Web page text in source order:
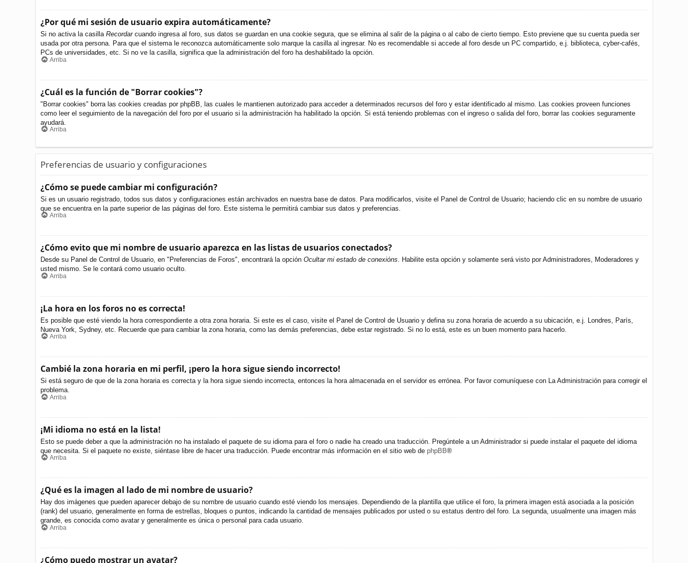
¿Por qué mi sesión de usuario expira automáticamente?
Si no activa la casilla Recordarcuando ingresa al foro, sus datos se guardan en una cookie segura, que se elimina al salir de la página o al cabo de cierto tiempo. Esto previene que su cuenta pueda ser
usada por otra persona. Para que el sistema le reconozca automáticamente solo marque la casilla al ingresar. No es recomendable si accede al foro desde un PC compartido, e.j. biblioteca, cyber-cafés,
PCs de universidades, etc. Si no ve la casilla, significa que la administración del foro ha deshabilitado la opción.
Arriba
¿Cuál es la función de "Borrar cookies"?
"Borrar cookies" borra las cookies creadas por phpBB, las cuales le mantienen autorizado para acceder a determinados recursos del foro y estar identificado al mismo. Las cookies proveen funciones
como leer el seguimiento de la navegación del foro por el usuario si la administración ha habilitado la opción. Si está teniendo problemas con el ingreso o salida del foro, borrar las cookies seguramente
ayudará.
Arriba
Preferencias de usuario y configuraciones
¿Cómo se puede cambiar mi configuración?
Si es un usuario registrado, todos sus datos y configuraciones están archivados en nuestra base de datos. Para modificarlos, visite el Panel de Control de Usuario; haciendo clic en su nombre de usuario
que se encuentra en la parte superior de las páginas del foro. Este sistema le permitirá cambiar sus datos y preferencias.
Arriba
¿Cómo evito que mi nombre de usuario aparezca en las listas de usuarios conectados?
Desde su Panel de Control de Usuario, en "Preferencias de Foros", encontrará la opción Ocultar mi estado de conexións. Habilite esta opción y solamente será visto por Administradores, Moderadores y
usted mismo. Se le contará como usuario oculto.
Arriba
¡La hora en los foros no es correcta!
Es posible que esté viendo la hora correspondiente a otra zona horaria. Si este es el caso, visite el Panel de Control de Usuario y defina su zona horaria de acuerdo a su ubicación, e.j. Londres, París,
Nueva York, Sydney, etc. Recuerde que para cambiar la zona horaria, como las demás preferencias, debe estar registrado. Si no lo está, este es un buen momento para hacerlo.
Arriba
Cambié la zona horaria en mi perfil, ¡pero la hora sigue siendo incorrecto!
Si está seguro de que de la zona horaria es correcta y la hora sigue siendo incorrecta, entonces la hora almacenada en el servidor es errónea. Por favor comuníquese con La Administración para corregir el
problema.
Arriba
¡Mi idioma no está en la lista!
Esto se puede deber a que la administración no ha instalado el paquete de su idioma para el foro o nadie ha creado una traducción. Pregúntele a un Administrador si puede instalar el paquete del idioma
que necesita. Si el paquete no existe, siéntase libre de hacer una traducción. Puede encontrar más información en el sitio web de phpBB®
Arriba
¿Qué es la imagen al lado de mi nombre de usuario?
Hay dos imágenes que pueden aparecer debajo de su nombre de usuario cuando esté viendo los mensajes. Dependiendo de la plantilla que utilice el foro, la primera imagen está asociada a la posición
(rank) del usuario, generalmente en forma de estrellas, bloques o puntos, indicando la cantidad de mensajes publicados por usted o su estatus dentro del foro. La segunda, usualmente una imagen más
grande, es conocida como avatar y generalmente es única o personal para cada usuario.
Arriba
¿Cómo puedo mostrar un avatar?